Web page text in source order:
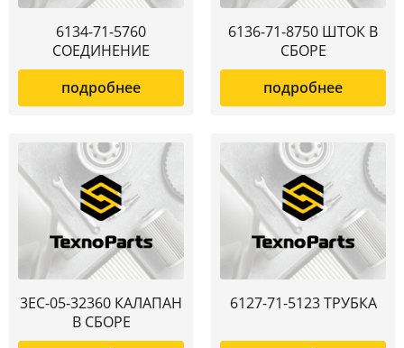
6134-71-5760
СОЕДИНЕНИЕ
подробнее
6136-71-8750 ШТОК В
СБОРЕ
подробнее
3EC-05-32360 КАЛАПАН
В СБОРЕ
6127-71-5123 ТРУБКА